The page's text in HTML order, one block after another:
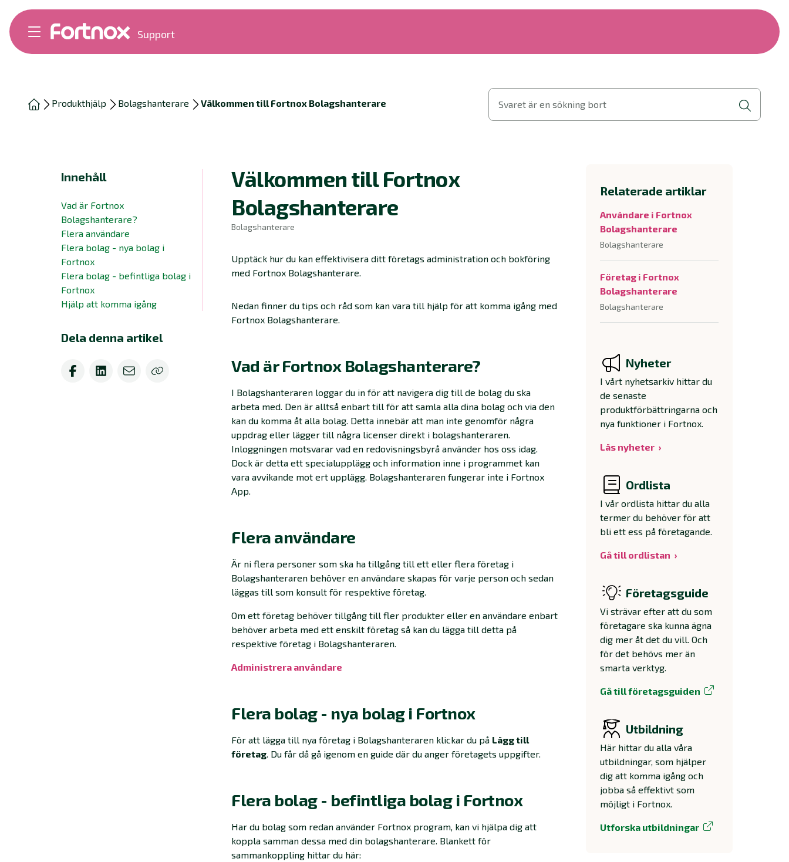
Support
Bokföring
Byt till Fortnox
Support Play
Ordlista
Produkthjälp Bolagshanterare Välkommen till Fortnox Bolagshanterare Svaret är en sökning bort
Innehåll
Vad är Fortnox
Bolagshanterare?
Flera användare
Flera bolag - nya bolag i
Fortnox
Flera bolag - befintliga bolag i
Fortnox
Hjälp att komma igång
Dela denna artikel
Välkommen till Fortnox
Bolagshanterare
Bolagshanterare
Upptäck hur du kan effektivisera ditt företags administration och bokföring
med Fortnox Bolagshanterare.
Nedan finner du tips och råd som kan vara till hjälp för att komma igång med
Fortnox Bolagshanterare.
Vad är Fortnox Bolagshanterare?
I Bolagshanteraren loggar du in för att navigera dig till de bolag du ska
arbeta med. Den är alltså enbart till för att samla alla dina bolag och via den
kan du komma åt alla bolag. Detta innebär att man inte genomför några
uppdrag eller lägger till några licenser direkt i bolagshanteraren.
Inloggningen motsvarar vad en redovisningsbyrå använder hos oss idag.
Dock är detta ett specialupplägg och information inne i programmet kan
vara avvikande mot ert upplägg. Bolagshanteraren fungerar inte i Fortnox
App.
Flera användare
Är ni flera personer som ska ha tillgång till ett eller flera företag i
Bolagshanteraren behöver en användare skapas för varje person och sedan
läggas till som konsult för respektive företag.
Om ett företag behöver tillgång till fler produkter eller en användare enbart
behöver arbeta med ett enskilt företag så kan du lägga till detta på
respektive företag i Bolagshanteraren.
Administrera användare‍
Flera bolag - nya bolag i Fortnox
För att lägga till nya företag i Bolagshanteraren klickar du på Lägg till
företag. Du får då gå igenom en guide där du anger företagets uppgifter.
Flera bolag - befintliga bolag i Fortnox
Har du bolag som redan använder Fortnox program, kan vi hjälpa dig att
koppla samman dessa med din bolagshanterare. Blankett för
sammankoppling hittar du här:
Relaterade artiklar
Användare i Fortnox
Bolagshanterare
Bolagshanterare
Företag i Fortnox
Bolagshanterare
Bolagshanterare
Nyheter
I vårt nyhetsarkiv hittar du
de senaste
produktförbättringarna och
nya funktioner i Fortnox.
Läs nyheter
Ordlista
I vår ordlista hittar du alla
termer du behöver för att
bli ett ess på företagande.
Gå till ordlistan
Företagsguide
Vi strävar efter att du som
företagare ska kunna ägna
dig mer åt det du vill. Och
för det behövs mer än
smarta verktyg.
Gå till företagsguiden
Utbildning
Här hittar du alla våra
utbildningar, som hjälper
dig att komma igång och
jobba så effektivt som
möjligt i Fortnox.
Utforska utbildningar